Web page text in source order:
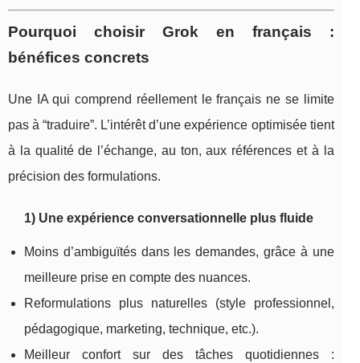
Pourquoi choisir Grok en français :
bénéfices concrets
Une IA qui comprend réellement le français ne se limite
pas à “traduire”. L’intérêt d’une expérience optimisée tient
à la qualité de l’échange, au ton, aux références et à la
précision des formulations.
1) Une expérience conversationnelle plus fluide
Moins d’ambiguïtés dans les demandes, grâce à une
meilleure prise en compte des nuances.
Reformulations plus naturelles (style professionnel,
pédagogique, marketing, technique, etc.).
Meilleur confort sur des tâches quotidiennes :